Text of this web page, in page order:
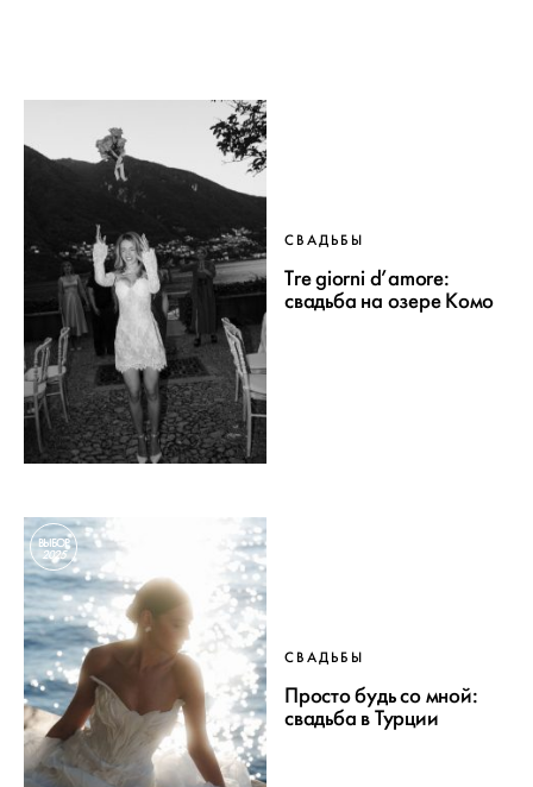
СВАДЬБЫ
Tre giorni d’amore:
свадьба на озере Комо
ВЫБОР
2025
СВАДЬБЫ
Просто будь со мной:
свадьба в Турции